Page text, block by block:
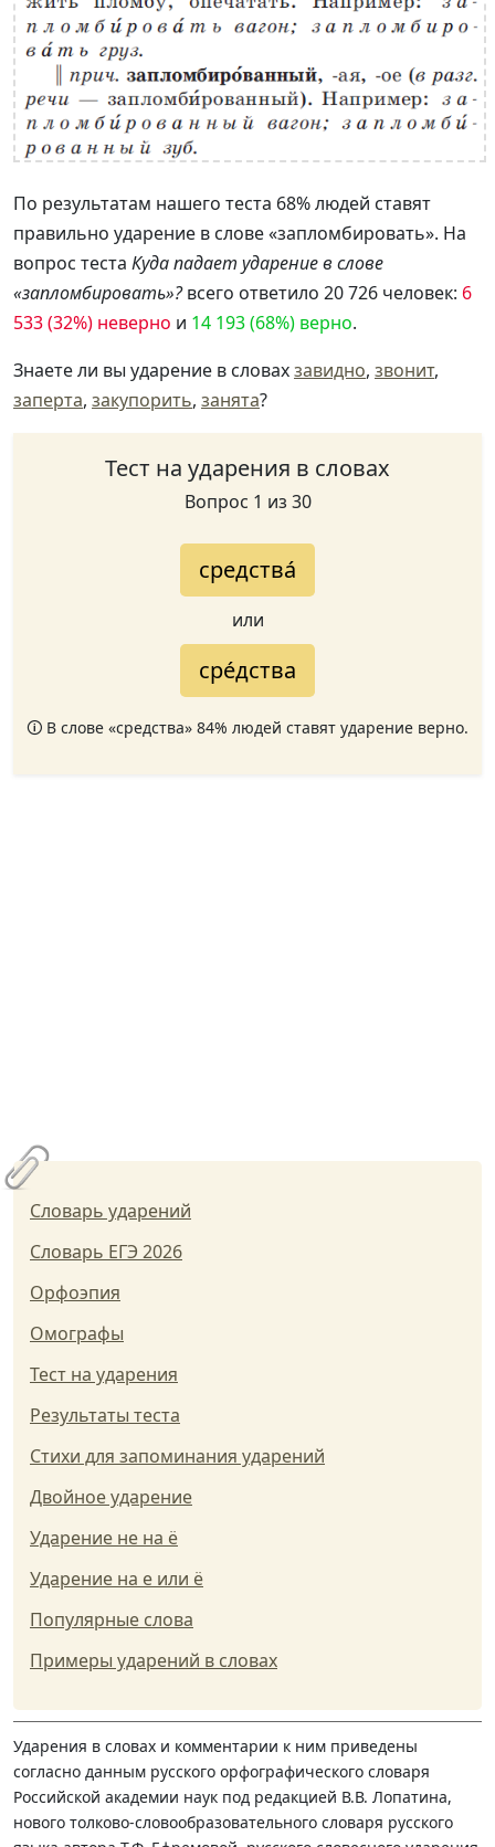
По результатам нашего теста 68% людей ставят
правильно ударение в слове «запломбировать». На
вопрос теста Куда падает ударение в слове
«запломбировать»?всего ответило 20 726 человек: 6
533 (32%) неверно и 14 193 (68%) верно.
Знаете ли вы ударение в словахзавидно, звонит,
заперта, закупорить, занята?
Тест на ударения в словах
Вопрос 1 из 30
средства́
или
сре́дства
🛈 В слове «средства» 84% людей ставят ударение верно.
Словарь ударений
Словарь ЕГЭ 2026
Орфоэпия
Омографы
Тест на ударения
Результаты теста
Стихи для запоминания ударений
Двойное ударение
Ударение не на ё
Ударение на е или ё
Популярные слова
Примеры ударений в словах
Ударения в словах и комментарии к ним приведены
согласно данным русского орфографического словаря
Российской академии наук под редакцией В.В. Лопатина,
нового толково-словообразовательного словаря русского